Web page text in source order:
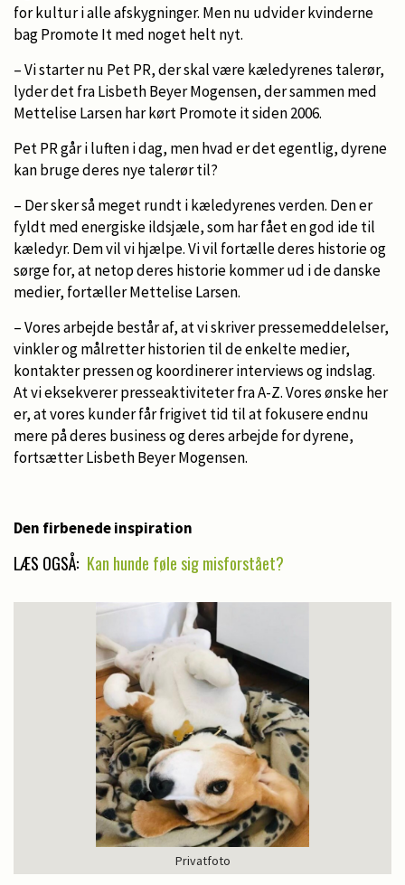
for kultur i alle afskygninger. Men nu udvider kvinderne
bag Promote It med noget helt nyt.
– Vi starter nu Pet PR, der skal være kæledyrenes talerør,
lyder det fra Lisbeth Beyer Mogensen, der sammen med
Mettelise Larsen har kørt Promote it siden 2006.
Pet PR går i luften i dag, men hvad er det egentlig, dyrene
kan bruge deres nye talerør til?
– Der sker så meget rundt i kæledyrenes verden. Den er
fyldt med energiske ildsjæle, som har fået en god ide til
kæledyr. Dem vil vi hjælpe. Vi vil fortælle deres historie og
sørge for, at netop deres historie kommer ud i de danske
medier, fortæller Mettelise Larsen.
– Vores arbejde består af, at vi skriver pressemeddelelser,
vinkler og målretter historien til de enkelte medier,
kontakter pressen og koordinerer interviews og indslag.
At vi eksekverer presseaktiviteter fra A-Z. Vores ønske her
er, at vores kunder får frigivet tid til at fokusere endnu
mere på deres business og deres arbejde for dyrene,
fortsætter Lisbeth Beyer Mogensen.
Den firbenede inspiration
LÆS OGSÅ: Kan hunde føle sig misforstået?
Privatfoto